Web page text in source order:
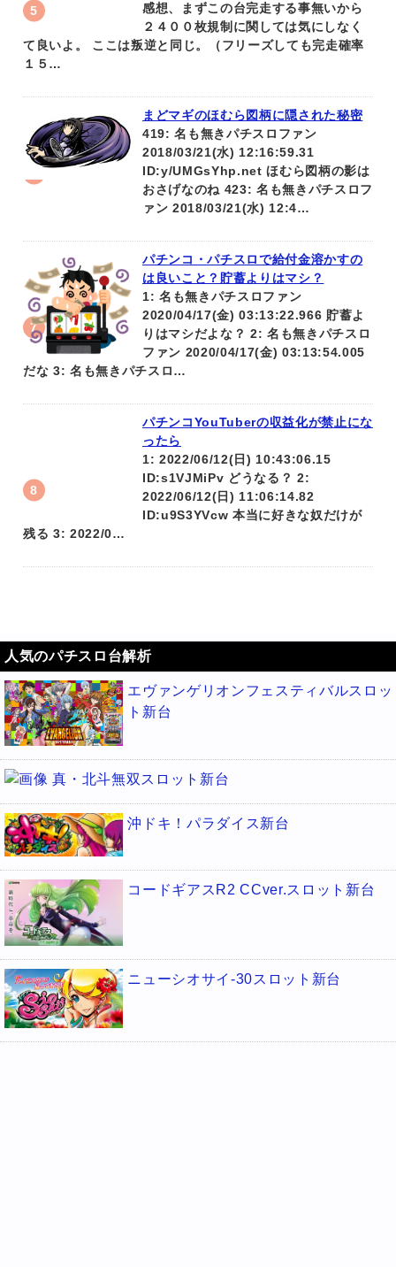
感想、まずこの台完走する事無いから
２４００枚規制に関しては気にしなく
て良いよ。 ここは叛逆と同じ。（フリーズしても完走確率
１５…
まどマギのほむら図柄に隠された秘密
419: 名も無きパチスロファン
2018/03/21(水) 12:16:59.31
ID:y/UMGsYhp.net ほむら図柄の影は
おさげなのね 423: 名も無きパチスロフ
ァン 2018/03/21(水) 12:4…
パチンコ・パチスロで給付金溶かすの
は良いこと？貯蓄よりはマシ？
1: 名も無きパチスロファン
2020/04/17(金) 03:13:22.966 貯蓄よ
りはマシだよな？ 2: 名も無きパチスロ
ファン 2020/04/17(金) 03:13:54.005
だな 3: 名も無きパチスロ…
パチンコYouTuberの収益化が禁止にな
ったら
1: 2022/06/12(日) 10:43:06.15
ID:s1VJMiPv どうなる？ 2:
2022/06/12(日) 11:06:14.82
ID:u9S3YVcw 本当に好きな奴だけが
残る 3: 2022/0…
人気のパチスロ台解析
エヴァンゲリオンフェスティバルスロッ
ト新台
真・北斗無双スロット新台
沖ドキ！パラダイス新台
コードギアスR2 CCver.スロット新台
ニューシオサイ-30スロット新台